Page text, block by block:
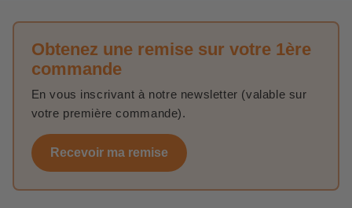
Obtenez une remise sur votre 1ère
commande
En vous inscrivant à notre newsletter (valable sur
votre première commande).
Recevoir ma remise